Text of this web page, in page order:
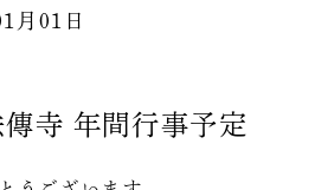
月01日
寺 年間行事予定